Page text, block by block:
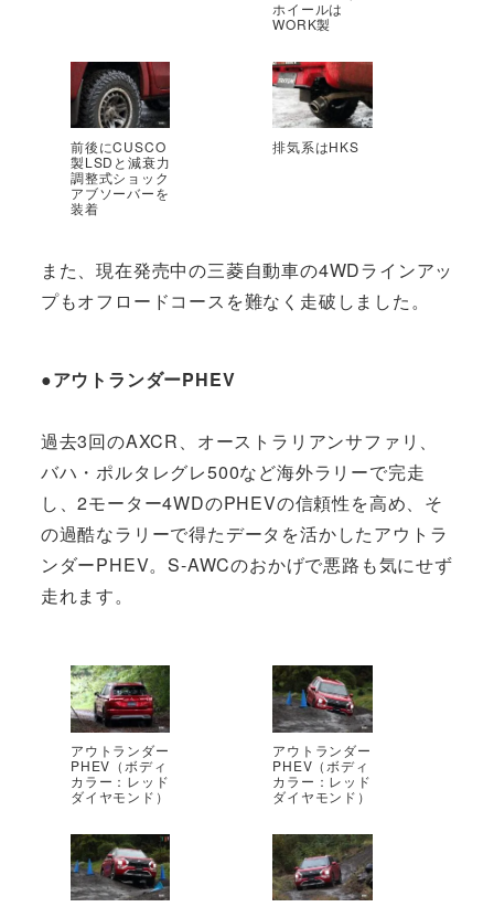
ホイールは
WORK製
前後にCUSCO
製LSDと減衰力
調整式ショック
アブソーバーを
装着
排気系はHKS
また、現在発売中の三菱自動車の4WDラインアッ
プもオフロードコースを難なく走破しました。
●アウトランダーPHEV
過去3回のAXCR、オーストラリアンサファリ、
バハ・ポルタレグレ500など海外ラリーで完走
し、2モーター4WDのPHEVの信頼性を高め、そ
の過酷なラリーで得たデータを活かしたアウトラ
ンダーPHEV。S-AWCのおかげで悪路も気にせず
走れます。
アウトランダー
PHEV（ボディ
カラー：レッド
ダイヤモンド）
アウトランダー
PHEV（ボディ
カラー：レッド
ダイヤモンド）